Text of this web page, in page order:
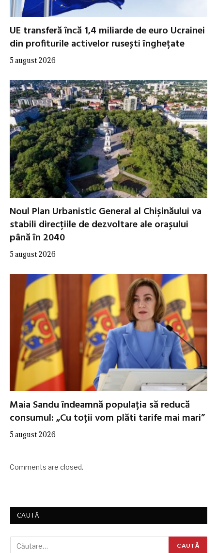
UE transferă încă 1,4 miliarde de euro Ucrainei
din profiturile activelor rusești înghețate
5 august 2026
Noul Plan Urbanistic General al Chișinăului va
stabili direcțiile de dezvoltare ale orașului
până în 2040
5 august 2026
Maia Sandu îndeamnă populația să reducă
consumul: „Cu toții vom plăti tarife mai mari”
5 august 2026
Comments are closed.
CAUTĂ